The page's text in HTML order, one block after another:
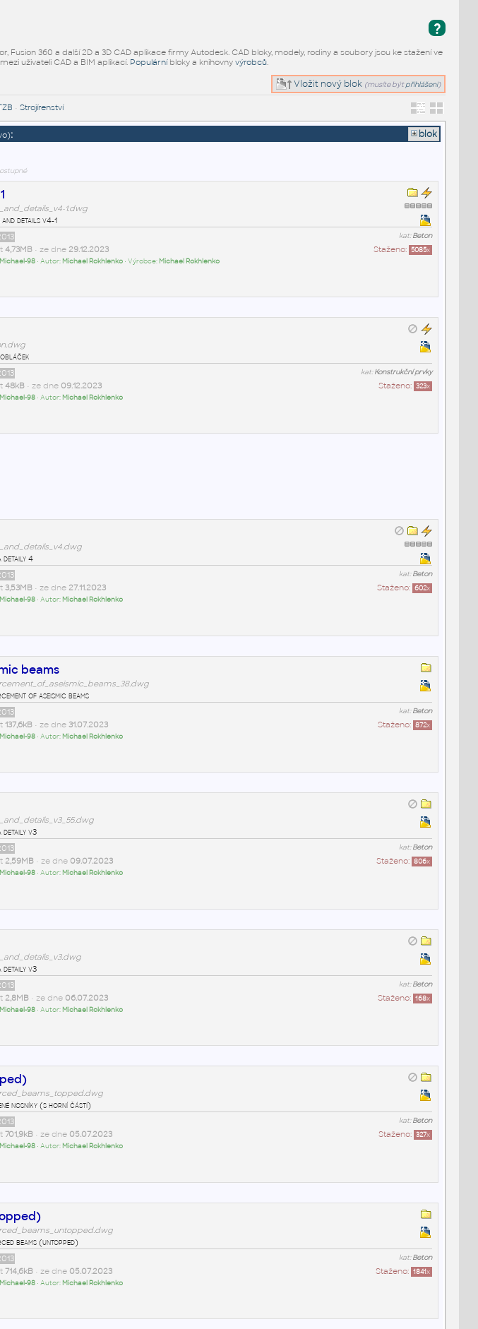
?
Fusion 360 a další 2D a 3D CAD aplikace firmy Autodesk. CAD bloky, modely, rodiny a soubory jsou ke stažení ve
uživateli CAD a BIM aplikací. Populárníbloky a knihovny výrobců.
Vložit nový blok (musíte být přihlášeni)
• Strojírenství
:
blok
1.dwg
details v4-1
kat:Beton
Staženo: 5085x
4,73MB• ze dne 29.12.2023
Michael-98• Autor: Michael Rokhlenko• Výrobce: Michael Rokhlenko
obláček
kat:Konstrukční prvky
Staženo: 323x
48kB• ze dne 09.12.2023
Michael-98• Autor: Michael Rokhlenko
detaily 4
kat:Beton
Staženo: 602x
3,53MB• ze dne 27.11.2023
Michael-98• Autor: Michael Rokhlenko
beams
of aseismic beams
kat:Beton
Staženo: 872x
137,6kB• ze dne 31.07.2023
Michael-98• Autor: Michael Rokhlenko
detaily v3
kat:Beton
Staženo: 806x
2,59MB• ze dne 09.07.2023
Michael-98• Autor: Michael Rokhlenko
detaily v3
kat:Beton
Staženo: 168x
2,8MB• ze dne 06.07.2023
Michael-98• Autor: Michael Rokhlenko
nosníky (s horní částí)
kat:Beton
Staženo: 327x
701,9kB• ze dne 05.07.2023
Michael-98• Autor: Michael Rokhlenko
beams (untopped)
kat:Beton
Staženo: 1841x
714,6kB• ze dne 05.07.2023
Michael-98• Autor: Michael Rokhlenko